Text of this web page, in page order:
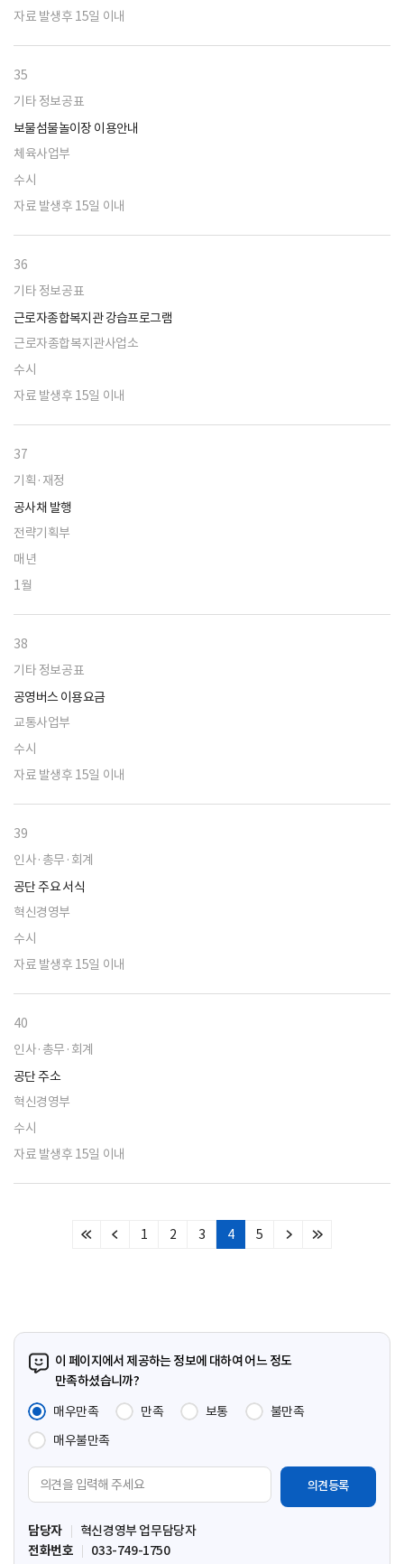
자료 발생후 15일 이내
35
기타 정보공표
보물섬물놀이장 이용안내
체육사업부
수시
자료 발생후 15일 이내
36
기타 정보공표
근로자종합복지관 강습프로그램
근로자종합복지관사업소
수시
자료 발생후 15일 이내
37
기획·재정
공사채 발행
전략기획부
매년
1월
38
기타 정보공표
공영버스 이용요금
교통사업부
수시
자료 발생후 15일 이내
39
인사·총무·회계
공단 주요 서식
혁신경영부
수시
자료 발생후 15일 이내
40
인사·총무·회계
공단 주소
혁신경영부
수시
자료 발생후 15일 이내
처
이
1 2 3 4 5
다
마
이 페이지에서 제공하는 정보에 대하여 어느 정도
만족하셨습니까?
매우만족
만족 보통
불만족
매우불만족
견
입
력
담당자
혁신경영부 업무담당자
전화번호
033-749-1750